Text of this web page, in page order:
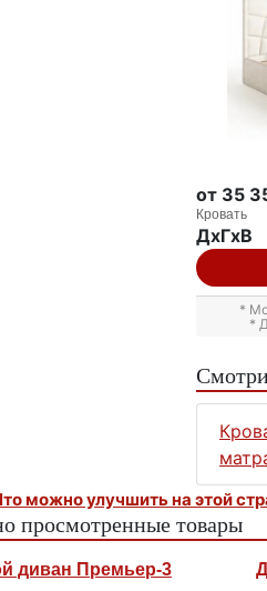
от 35
Кровать
ДxГxВ
*
*
можно улучшить на этой
просмотренные товары
диван Премьер-3